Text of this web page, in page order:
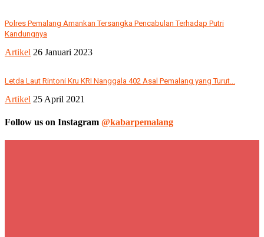
Polres Pemalang Amankan Tersangka Pencabulan Terhadap Putri
Kandungnya
Artikel 26 Januari 2023
Letda Laut Rintoni Kru KRI Nanggala 402 Asal Pemalang yang Turut...
Artikel 25 April 2021
Follow us on Instagram @kabarpemalang